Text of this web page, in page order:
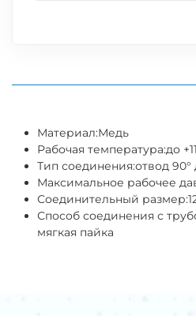
Материал:Медь
Рабочая температура:до
Тип соединения:отвод
Максимальное рабочее
Соединительный размер:
Способ соединения с
мягкая пайка